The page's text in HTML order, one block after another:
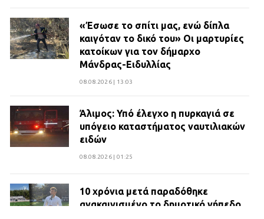
«Έσωσε το σπίτι μας, ενώ δίπλα
καιγόταν το δικό του» Οι μαρτυρίες
κατοίκων για τον δήμαρχο
Μάνδρας-Ειδυλλίας
08.08.2026 | 13:03
Άλιμος: Υπό έλεγχο η πυρκαγιά σε
υπόγειο καταστήματος ναυτιλιακών
ειδών
08.08.2026 | 01:25
10 χρόνια μετά παραδόθηκε
ανακαινισμένο το δημοτικό γήπεδο